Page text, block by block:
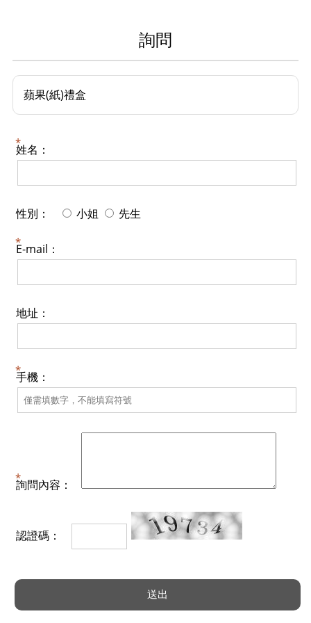
詢問
蘋果(紙)禮盒
姓名：
性別： 小姐 先生
E-mail：
地址：
手機：
詢問內容：
認證碼：